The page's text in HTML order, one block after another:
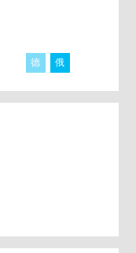
德 俄